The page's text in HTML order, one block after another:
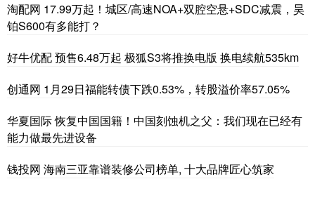
淘配网 17.99万起！城区/高速NOA+双腔空悬+SDC减震，昊
铂S600有多能打？
好牛优配 预售6.48万起 极狐S3将推换电版 换电续航535km
创通网 1月29日福能转债下跌0.53%，转股溢价率57.05%
华夏国际 恢复中国国籍！中国刻蚀机之父：我们现在已经有
能力做最先进设备
钱投网 海南三亚靠谱装修公司榜单, 十大品牌匠心筑家